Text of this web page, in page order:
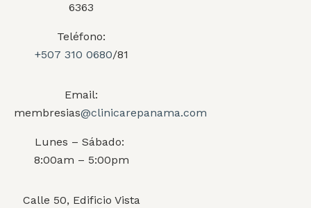
6363
Teléfono:
+507 310 0680/81
Email:
membresias@clinicarepanama.com
Lunes – Sábado:
8:00am – 5:00pm
Calle 50, Edificio Vista